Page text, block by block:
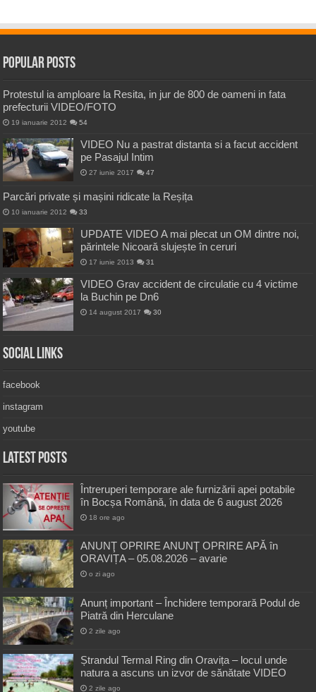
Popular Posts
Protestul ia amploare la Resita, in jur de 800 de oameni in fata
prefecturii VIDEO/FOTO
19 ianuarie 2012 54
VIDEO Nu a pastrat distanta si a facut accident
pe Pasajul Intim
27 iunie 2017 47
Parcări private și mașini ridicate la Reșița
10 ianuarie 2012 33
UPDATE VIDEO A mai plecat un OM dintre noi,
părintele Nicoară slujește în ceruri
17 iunie 2013 31
VIDEO Grav accident de circulatie cu 4 victime
la Buchin pe Dn6
14 august 2017 30
Social Links
facebook
instagram
youtube
Latest Posts
Întreruperi temporare ale furnizării apei potabile
în Bocșa Română, în data de 6 august 2026
18 ore ago
ANUNŢ OPRIRE ANUNŢ OPRIRE APĂ în
ORAVIȚA – 05.08.2026 – avarie
o zi ago
Anunț important – Închidere temporară Podul de
Piatră din Herculane
2 zile ago
Ștrandul Termal Ring din Oravița – locul unde
natura a ascuns un izvor de sănătate VIDEO
2 zile ago